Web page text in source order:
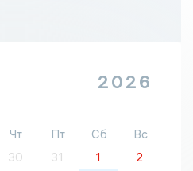
2026
Чт Пт Сб
Вс
30 31 1
2